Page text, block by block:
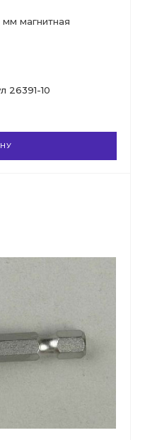
мм магнитная
26391-10